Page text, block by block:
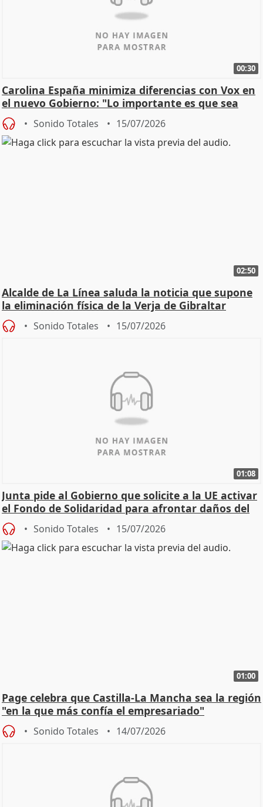
00:30
Carolina España minimiza diferencias con Vox en
el nuevo Gobierno: "Lo importante es que sea
una leg
Sonido Totales 15/07/2026
02:50
Alcalde de La Línea saluda la noticia que supone
la eliminación física de la Verja de Gibraltar
Sonido Totales 15/07/2026
01:08
Junta pide al Gobierno que solicite a la UE activar
el Fondo de Solidaridad para afrontar daños del
Sonido Totales 15/07/2026
01:00
Page celebra que Castilla-La Mancha sea la región
"en la que más confía el empresariado"
Sonido Totales 14/07/2026